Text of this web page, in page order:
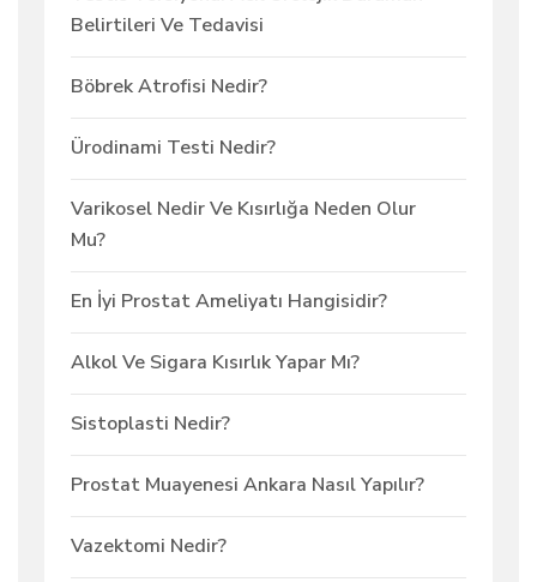
Belirtileri Ve Tedavisi
Böbrek Atrofisi Nedir?
Ürodinami Testi Nedir?
Varikosel Nedir Ve Kısırlığa Neden Olur
Mu?
En İyi Prostat Ameliyatı Hangisidir?
Alkol Ve Sigara Kısırlık Yapar Mı?
Sistoplasti Nedir?
Prostat Muayenesi Ankara Nasıl Yapılır?
Vazektomi Nedir?